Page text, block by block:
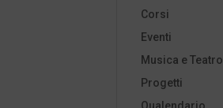
Corsi
Eventi
Musica e Teatro
Progetti